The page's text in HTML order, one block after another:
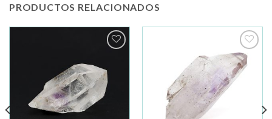
PRODUCTOS RELACIONADOS
lista de
deseos
Añadir
a la
lista de
deseos